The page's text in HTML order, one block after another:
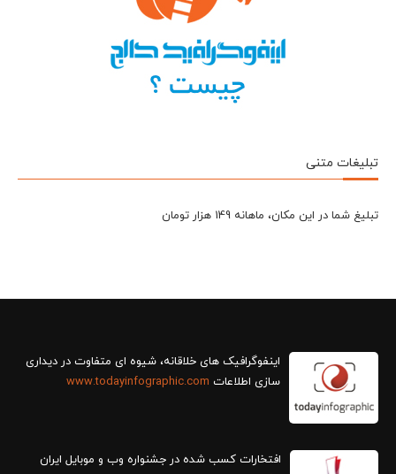
تبلیغات متنی
تبلیغ شما در این مکان، ماهانه 149 هزار تومان
سازی اطلاعات www.todayinfographic.com
افتخارات کسب شده در جشنواره وب و موبایل ایران